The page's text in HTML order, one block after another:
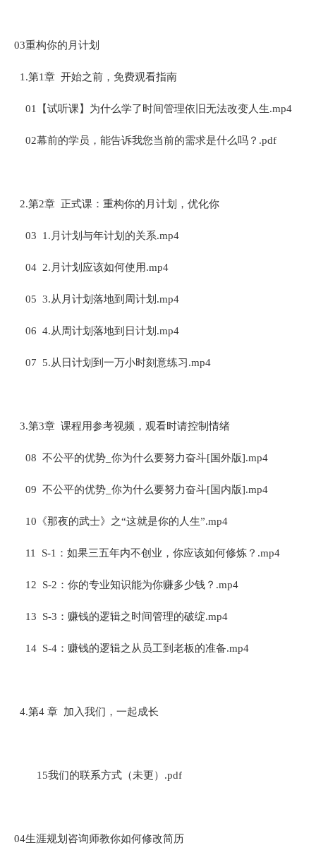
03重构你的月计划
1.第1章 开始之前，免费观看指南
01【试听课】为什么学了时间管理依旧无法改变人生.mp4
02幕前的学员，能告诉我您当前的需求是什么吗？.pdf
2.第2章 正式课：重构你的月计划，优化你
03 1.月计划与年计划的关系.mp4
04 2.月计划应该如何使用.mp4
05 3.从月计划落地到周计划.mp4
06 4.从周计划落地到日计划.mp4
07 5.从日计划到一万小时刻意练习.mp4
3.第3章 课程用参考视频，观看时请控制情绪
08 不公平的优势_你为什么要努力奋斗[国外版].mp4
09 不公平的优势_你为什么要努力奋斗[国内版].mp4
10《那夜的武士》之“这就是你的人生”.mp4
11 S-1：如果三五年内不创业，你应该如何修炼？.mp4
12 S-2：你的专业知识能为你赚多少钱？.mp4
13 S-3：赚钱的逻辑之时间管理的破绽.mp4
14 S-4：赚钱的逻辑之从员工到老板的准备.mp4
4.第4 章 加入我们，一起成长
15我们的联系方式（未更）.pdf
04生涯规划咨询师教你如何修改简历